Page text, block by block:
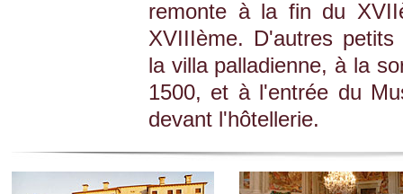
remonte à la fin du
XVIIIème. D'autres
la villa palladienne, à la
1500, et à l'entrée du
devant l'hôtellerie.